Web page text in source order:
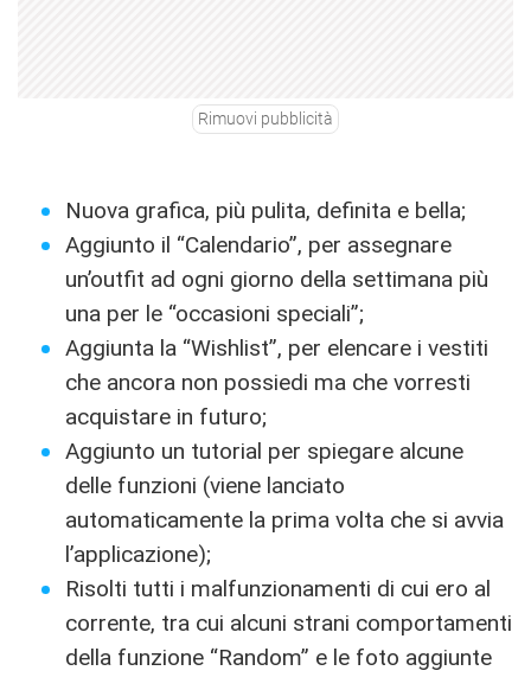
Rimuovi pubblicità
Nuova grafica, più pulita, definita e bella;
Aggiunto il “Calendario”, per assegnare
un’outfit ad ogni giorno della settimana più
una per le “occasioni speciali”;
Aggiunta la “Wishlist”, per elencare i vestiti
che ancora non possiedi ma che vorresti
acquistare in futuro;
Aggiunto un tutorial per spiegare alcune
delle funzioni (viene lanciato
automaticamente la prima volta che si avvia
l’applicazione);
Risolti tutti i malfunzionamenti di cui ero al
corrente, tra cui alcuni strani comportamenti
della funzione “Random” e le foto aggiunte